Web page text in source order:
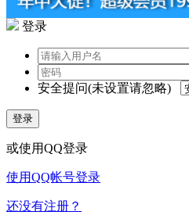
登录
安全提问(未设置请忽略)
登录
或使用QQ登录
使用QQ帐号登录
还没有注册？